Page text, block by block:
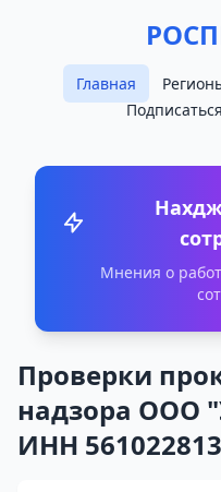
Главная
Мнения о
Проверки
надзора ООО
ИНН